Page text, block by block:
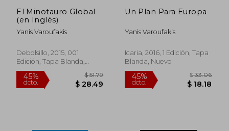
dcto. dcto. $
El Minotauro Global
(en Inglés)
Yanis Varoufakis
Debolsillo, 2015, 001
Edición, Tapa Blanda,
Usado
Un Plan Para Europa
Yanis Varoufakis
Icaria, 2016, 1 Edición, Tapa
Blanda, Nuevo